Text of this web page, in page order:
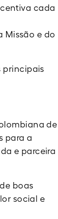
cada
Missão e do
principais
de
para a
e parceira
boas
social e